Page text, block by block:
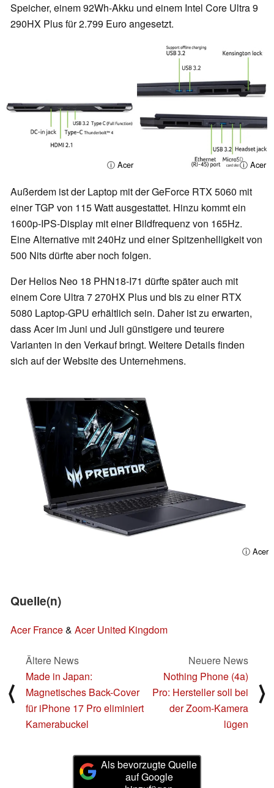
Speicher, einem 92Wh-Akku und einem Intel Core Ultra 9
290HX Plus für 2.799 Euro angesetzt.
ⓘ Acer ⓘ Acer
Außerdem ist der Laptop mit der GeForce RTX 5060 mit
einer TGP von 115 Watt ausgestattet. Hinzu kommt ein
1600p-IPS-Display mit einer Bildfrequenz von 165Hz.
Eine Alternative mit 240Hz und einer Spitzenhelligkeit von
500 Nits dürfte aber noch folgen.
Der Helios Neo 18 PHN18-I71 dürfte später auch mit
einem Core Ultra 7 270HX Plus und bis zu einer RTX
5080 Laptop-GPU erhältlich sein. Daher ist zu erwarten,
dass Acer im Juni und Juli günstigere und teurere
Varianten in den Verkauf bringt. Weitere Details finden
sich auf der Website des Unternehmens.
ⓘ Acer
Quelle(n)
Acer France& Acer United Kingdom
⟨
Ältere News
Made in Japan:
Magnetisches Back-Cover
für iPhone 17 Pro eliminiert
Kamerabuckel
Neuere News
Nothing Phone (4a)
Pro: Hersteller soll bei
der Zoom-Kamera
lügen
⟩
Als bevorzugte Quelle
auf Google